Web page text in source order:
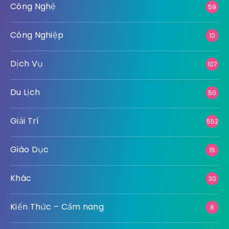
Công Nghệ 59
Công Nghiệp 10
Dịch Vụ 107
Du Lịch 50
Giải Trí 552
Giáo Dục 15
Khác 30
Kiến Thức – Cẩm nang 8